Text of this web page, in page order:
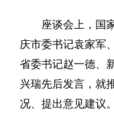
座谈会上，国家
庆市委书记袁家军
省委书记赵一德、
兴瑞先后发言，就
况、提出意见建议